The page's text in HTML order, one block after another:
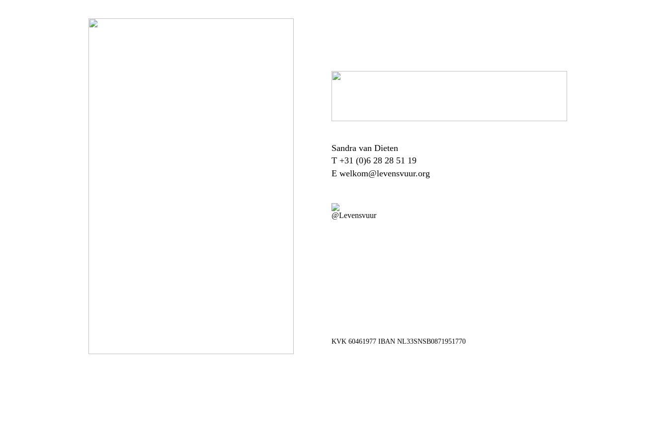
Sandra van Dieten
T +31 (0)6 28 28 51 19
E welkom@levensvuur.org
KVK 60461977 IBAN NL33SNSB0871951770